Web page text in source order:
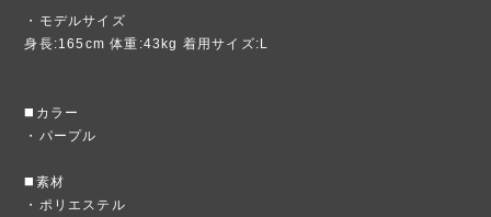
・モデルサイズ
身長:165cm 体重:43kg 着用サイズ:L
◼️カラー
・パープル
◼️素材
・ポリエステル